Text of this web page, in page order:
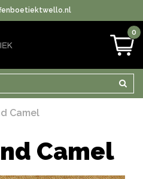
0
Camel
Camel